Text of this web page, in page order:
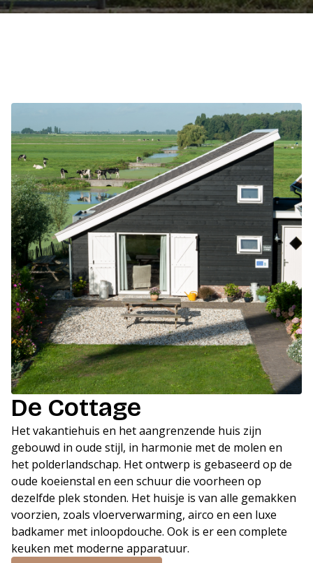
De Cottage
Het vakantiehuis en het aangrenzende huis zijn
gebouwd in oude stijl, in harmonie met de molen en
het polderlandschap. Het ontwerp is gebaseerd op de
oude koeienstal en een schuur die voorheen op
dezelfde plek stonden. Het huisje is van alle gemakken
voorzien, zoals vloerverwarming, airco en een luxe
badkamer met inloopdouche. Ook is er een complete
keuken met moderne apparatuur.